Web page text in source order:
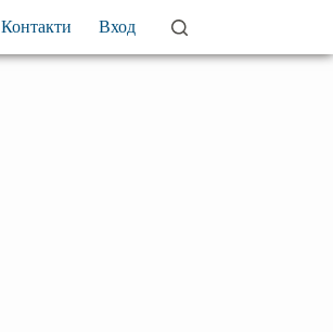
Контакти Вход